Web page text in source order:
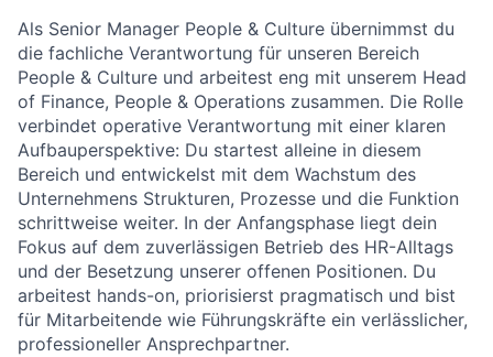
Als Senior Manager People & Culture übernimmst du
die fachliche Verantwortung für unseren Bereich
People & Culture und arbeitest eng mit unserem Head
of Finance, People & Operations zusammen. Die Rolle
verbindet operative Verantwortung mit einer klaren
Aufbauperspektive: Du startest alleine in diesem
Bereich und entwickelst mit dem Wachstum des
Unternehmens Strukturen, Prozesse und die Funktion
schrittweise weiter. In der Anfangsphase liegt dein
Fokus auf dem zuverlässigen Betrieb des HR-Alltags
und der Besetzung unserer offenen Positionen. Du
arbeitest hands-on, priorisierst pragmatisch und bist
für Mitarbeitende wie Führungskräfte ein verlässlicher,
professioneller Ansprechpartner.